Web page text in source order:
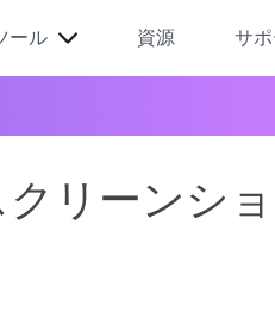
ール 資源 サポ
リーンショ